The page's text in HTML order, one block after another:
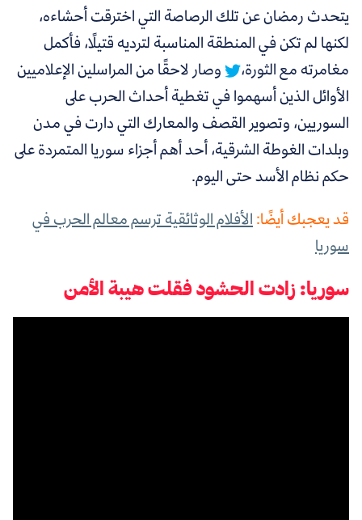
يتحدث رمضان عن تلك الرصاصة التي اخترقت أحشاءه،
لكنها لم تكن في المنطقة المناسبة لترديه قتيلًا، فأكمل
مغامرته مع الثورة،
وصار لاحقًا من المراسلين الإعلاميين
الأوائل الذين أسهموا في تغطية أحداث الحرب على
السوريين، وتصوير القصف والمعارك التي دارت في مدن
وبلدات الغوطة الشرقية، أحد أهم أجزاء سوريا المتمردة على
حكم نظام الأسد حتى اليوم.
قد يعجبك أيضًا:الأفلام الوثائقية ترسم معالم الحرب في
سوريا
سوريا: زادت الحشود فقلت هيبة الأمن